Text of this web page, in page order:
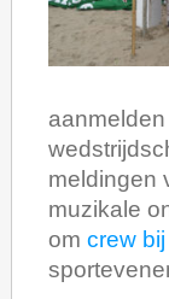
meldingen
muzikale
om crew